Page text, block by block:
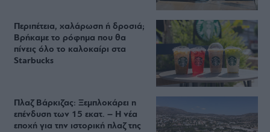
Περιπέτεια, χαλάρωση ή δροσιά;
Βρήκαμε το ρόφημα που θα
πίνεις όλο το καλοκαίρι στα
Starbucks
Πλαζ Βάρκιζας: Ξεμπλοκάρει η
επένδυση των 15 εκατ. – Η νέα
εποχή για την ιστορική πλαζ της